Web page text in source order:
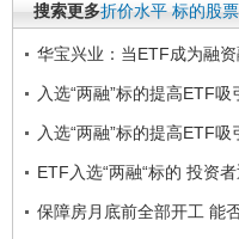
搜索更多折价水平 标的股票
华宝兴业：当ETF成为融
入选“两融”标的提高ETF吸
入选“两融”标的提高ETF吸
ETF入选“两融“标的 投资
保障房月底前全部开工 能